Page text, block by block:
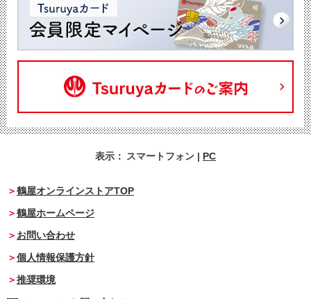
表示： スマートフォン | PC
鶴屋オンラインストアTOP
鶴屋ホームページ
お問い合わせ
個人情報保護方針
推奨環境